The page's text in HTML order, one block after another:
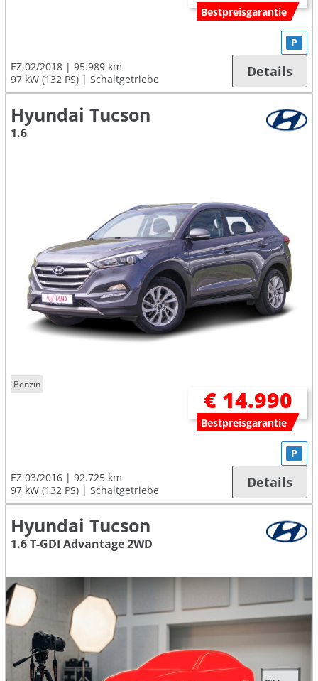
Bestpreisgarantie
EZ 02/2018
95.989 km
97 kW (132 PS)
Schaltgetriebe
P
Details
Hyundai Tucson
1.6
Benzin
€ 14.990
Bestpreisgarantie
EZ 03/2016
92.725 km
97 kW (132 PS)
Schaltgetriebe
P
Details
Hyundai Tucson
1.6 T-GDI Advantage 2WD